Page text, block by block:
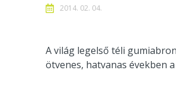
2014. 02. 04.
A világ legelső téli
ötvenes, hatvanas években